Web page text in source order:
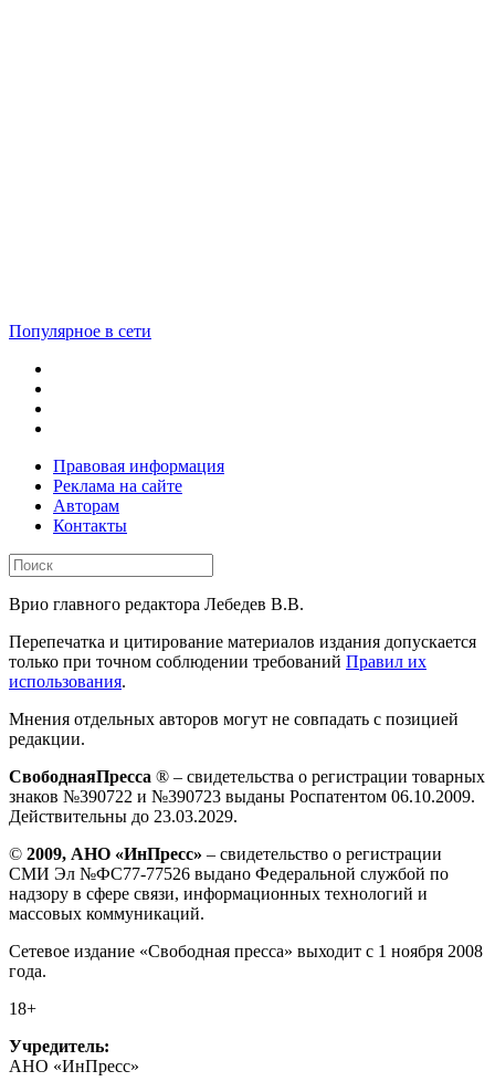
Популярное в сети
Правовая информация
Реклама на сайте
Авторам
Контакты
Врио главного редактора Лебедев В.В.
Перепечатка и цитирование материалов издания допускается
только при точном соблюдении требований Правил их
использования.
Мнения отдельных авторов могут не совпадать с позицией
редакции.
СвободнаяПресса ® – свидетельства о регистрации товарных
знаков №390722 и №390723 выданы Роспатентом 06.10.2009.
Действительны до 23.03.2029.
© 2009, АНО «ИнПресс» – свидетельство о регистрации
СМИ Эл №ФС77-77526 выдано Федеральной службой по
надзору в сфере связи, информационных технологий и
массовых коммуникаций.
Сетевое издание «Свободная пресса» выходит с 1 ноября 2008
года.
18+
Учредитель:
АНО «ИнПресс»